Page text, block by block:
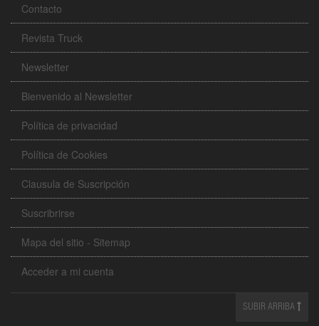
Contacto
Revista Truck
Newsletter
Bienvenido al Newsletter
Política de privacidad
Política de Cookies
Clausula de Suscripción
Suscribrirse
Mapa del sitio - Sitemap
Acceder a mi cuenta
SUBIR ARRIBA